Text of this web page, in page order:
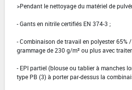
>Pendant le nettoyage du matériel de
- Gants en nitrile certifiés EN 374-3 ;
- Combinaison de travail en polyester 65%
grammage de 230 g/m² ou plus avec
- EPI partiel (blouse ou tablier à manches
type PB (3) à porter par-dessus la